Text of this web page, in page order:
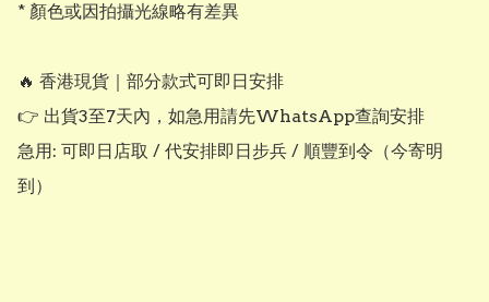
* 顏色或因拍攝光線略有差異
🔥 香港現貨｜部分款式可即日安排
👉 出貨3至7天內，如急用請先WhatsApp查詢安排
急用: 可即日店取 / 代安排即日步兵 / 順豐到令（今寄明
到）